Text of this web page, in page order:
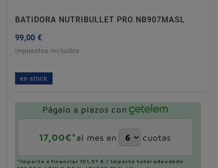
BATIDORA NUTRIBULLET PRO NB907MASL
99,00 €
impuestos incluidos
en stock
Págalo a plazos con
17,00€*al mes en cuotas
*Importe a financiar 101,97 € / Importe total adeudado